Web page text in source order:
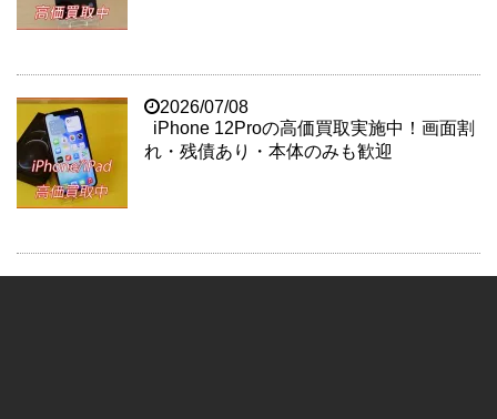
2026/07/08
iPhone 12Proの高価買取実施中！画面割
れ・残債あり・本体のみも歓迎